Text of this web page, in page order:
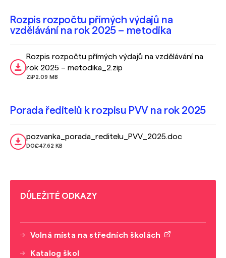
Rozpis rozpočtu přímých výdajů na
vzdělávání na rok 2025 – metodika
Rozpis rozpočtu přímých výdajů na vzdělávání na
rok 2025 – metodika_2.zip
ZIP2.09 MB
Porada ředitelů k rozpisu PVV na rok 2025
pozvanka_porada_reditelu_PVV_2025.doc
DOC47.62 KB
DŮLEŽITÉ ODKAZY
Volná místa na středních školách
Katalog škol